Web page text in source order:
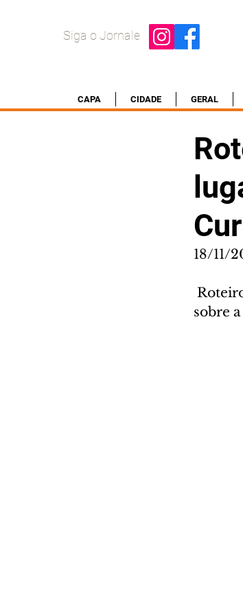
Siga o Jornale
CAPA CIDADE GERAL
18/11/
sobre